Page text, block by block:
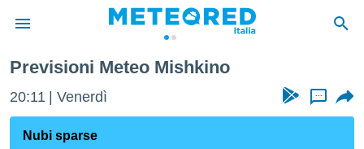
di
Previsioni Meteo Mishkino
20:11 Venerdì ...
Nubi sparse